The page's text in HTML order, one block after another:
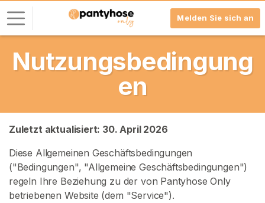
Melden Sie sich an
Nutzungsbedingung
en
Zuletzt aktualisiert: 30. April 2026
Diese Allgemeinen Geschäftsbedingungen
("Bedingungen", "Allgemeine Geschäftsbedingungen")
regeln Ihre Beziehung zu der von Pantyhose Only
betriebenen Website (dem "Service").
L
o
I
n
R
E
G
I
S